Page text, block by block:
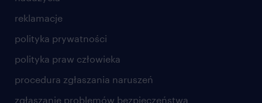
reklamacje
polityka prywatności
polityka praw człowieka
procedura zgłaszania naruszeń
zgłaszanie problemów bezpieczeństwa